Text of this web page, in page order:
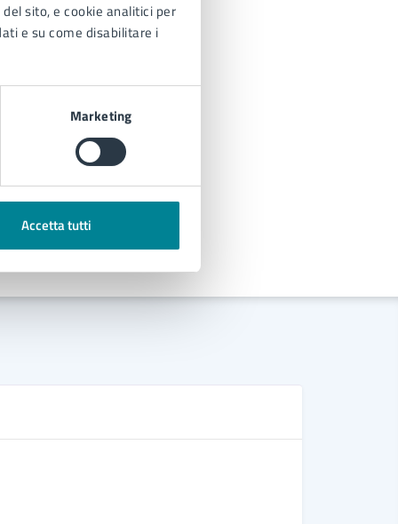
sito, e cookie analitici per
e su come disabilitare i
Marketing
Accetta tutti